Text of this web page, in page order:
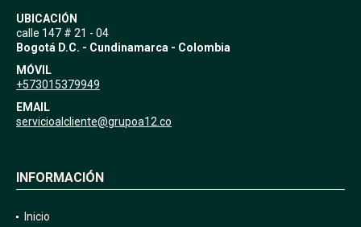
UBICACIÓN
calle 147 # 21 - 04
Bogotá D.C. - Cundinamarca - Colombia
MÓVIL
+573015379949
EMAIL
servicioalcliente@grupoa12.co
INFORMACIÓN
Inicio